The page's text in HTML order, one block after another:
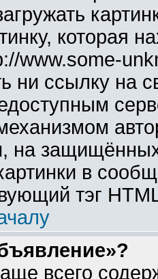
которая
www.some-
ни ссылку на
на
в
тэг
всего